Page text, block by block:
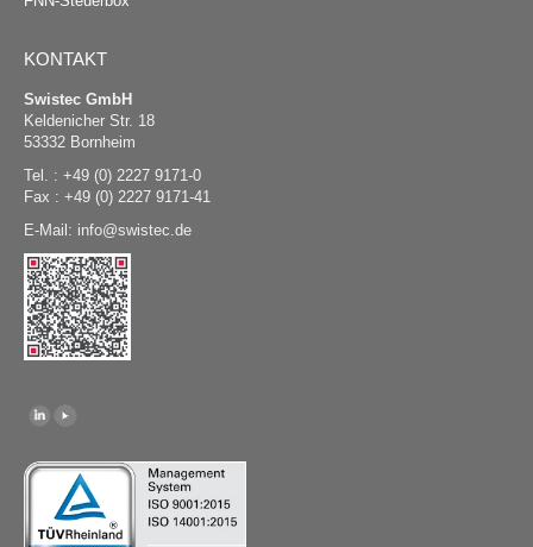
KONTAKT
Swistec GmbH
Keldenicher Str. 18
53332 Bornheim
Tel. : +49 (0) 2227 9171-0
Fax : +49 (0) 2227 9171-41
E-Mail:
@swistec.de